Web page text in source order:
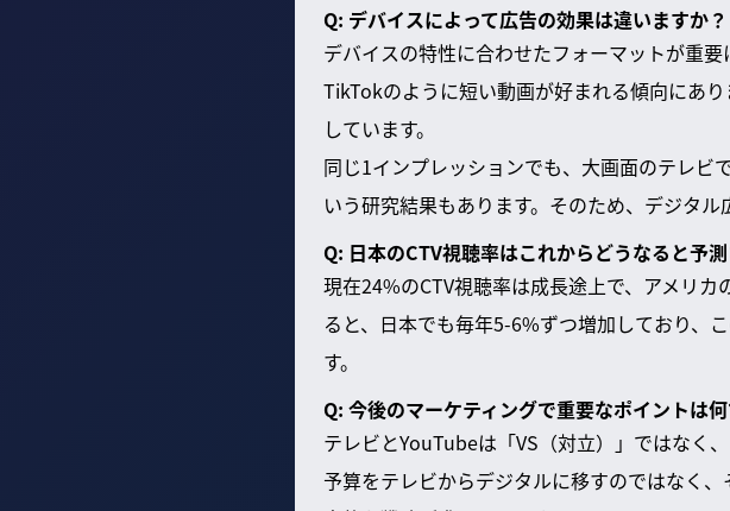
Q: デバイスによって広告の効果は違いますか？
デバイスの特性に合わせたフォーマットが重
TikTokのように短い動画が好まれる傾向にあ
しています。
同じ1インプレッションでも、大画面のテレビ
いう研究結果もあります。そのため、デジタ
Q: 日本のCTV視聴率はこれからどうなると予
現在24%のCTV視聴率は成長途上で、アメリ
ると、日本でも毎年5-6%ずつ増加しており、
す。
Q: 今後のマーケティングで重要なポイントは
テレビとYouTubeは「VS（対立）」ではなく
予算をテレビからデジタルに移すのではなく